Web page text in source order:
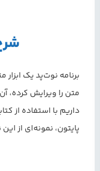
برنامه نوت‌پد یک
متن را ویرایش کرده،
پایتون، نمونه‌ای از این